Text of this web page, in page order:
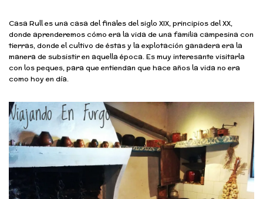
Casa Rull es una casa del finales del siglo XIX, principios del XX,
donde aprenderemos cómo era la vida de una familia campesina con
tierras, donde el cultivo de éstas y la explotación ganadera era la
manera de subsistir en aquella época. Es muy interesante visitarla
con los peques, para que entiendan que hace años la vida no era
como hoy en día.